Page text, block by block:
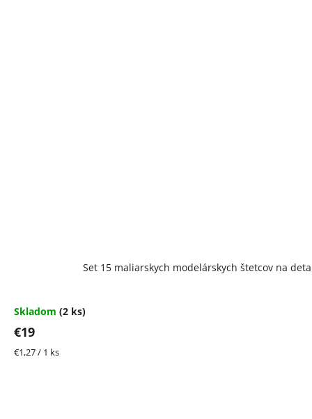
Set 15 maliarskych modelárskych štetcov na
Skladom (2 ks)
€19
Jednotková
€1,27 / 1 ks